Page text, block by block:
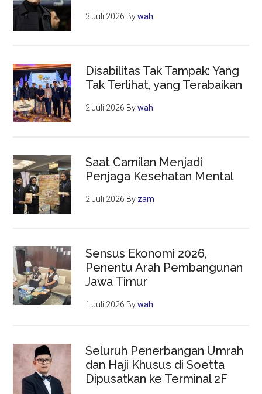
3 Juli 2026 Bywah
Disabilitas Tak Tampak: Yang
Tak Terlihat, yang Terabaikan
2 Juli 2026 Bywah
Saat Camilan Menjadi
Penjaga Kesehatan Mental
2 Juli 2026 By zam
Sensus Ekonomi 2026,
Penentu Arah Pembangunan
Jawa Timur
1 Juli 2026 Bywah
Seluruh Penerbangan Umrah
dan Haji Khusus di Soetta
Dipusatkan ke Terminal 2F